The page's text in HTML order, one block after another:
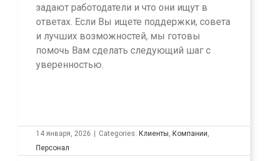
задают работодатели и что они ищут в
ответах. Если Вы ищете поддержки, совета
и лучших возможностей, мы готовы
помочь Вам сделать следующий шаг с
уверенностью.
14 января, 2026 Categories: Клиенты, Компании,
Персонал